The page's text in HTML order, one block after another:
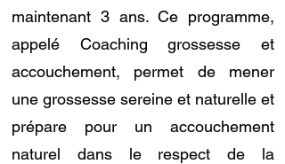
maintenant 3 ans. Ce programme,
appelé Coaching grossesse et
accouchement, permet de mener
une grossesse sereine et naturelle et
prépare pour un accouchement
naturel dans le respect de la